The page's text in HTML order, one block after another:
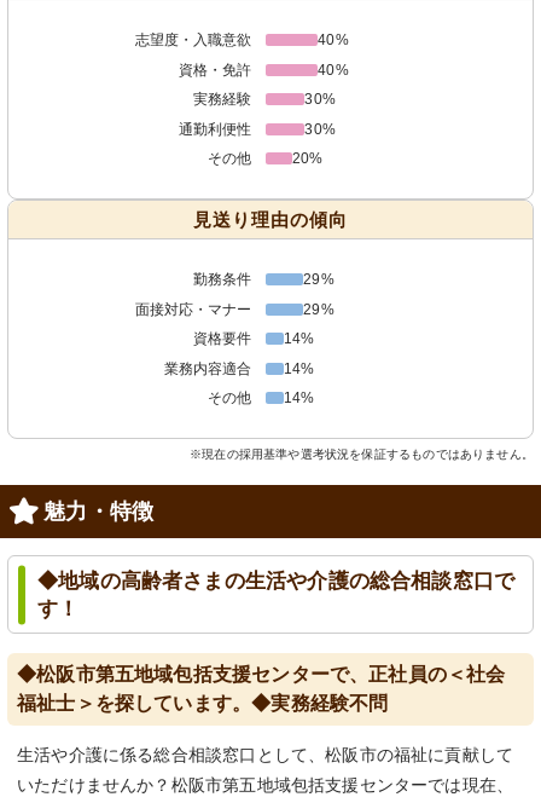
志望度・入職意欲
40%
資格・免許
40%
実務経験
30%
通勤利便性
30%
その他
20%
見送り理由の傾向
勤務条件
29%
面接対応・マナー
29%
資格要件
14%
業務内容適合
14%
その他
14%
※現在の採用基準や選考状況を保証するものではありません。
魅力・特徴
◆地域の高齢者さまの生活や介護の総合相談窓口で
す！
◆松阪市第五地域包括支援センターで、正社員の＜社会
福祉士＞を探しています。◆実務経験不問
生活や介護に係る総合相談窓口として、松阪市の福祉に貢献して
いただけませんか？松阪市第五地域包括支援センターでは現在、